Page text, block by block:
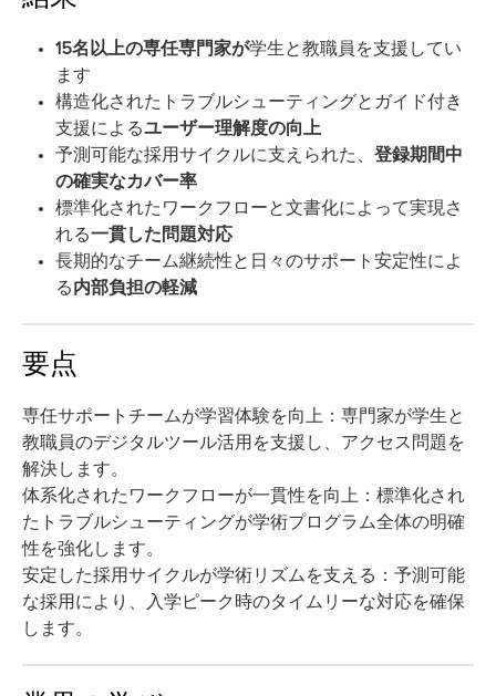
15名以上の専任専門家が学生と教職員を支援してい
ます
構造化されたトラブルシューティングとガイド付き
支援によるユーザー理解度の向上
予測可能な採用サイクルに支えられた、 登録期間中
の確実なカバー率
標準化されたワークフローと文書化によって実現さ
れる一貫した問題対応
長期的なチーム継続性と日々のサポート安定性によ
る内部負担の軽減
要点
専任サポートチームが学習体験を向上： 専門家が学生と
教職員のデジタルツール活用を支援し、アクセス問題を
解決します。
体系化されたワークフローが一貫性を向上： 標準化され
たトラブルシューティングが学術プログラム全体の明確
性を強化します。
安定した採用サイクルが学術リズムを支える： 予測可能
な採用により、入学ピーク時のタイムリーな対応を確保
します。